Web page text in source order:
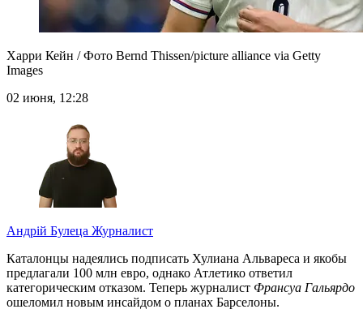
Харри Кейн / Фото Bernd Thissen/picture alliance via Getty
Images
02 июня, 12:28
Андрій Булеца Журналист
Каталонцы надеялись подписать Хулиана Альвареса и якобы
предлагали 100 млн евро, однако Атлетико ответил
категорическим отказом. Теперь журналист Франсуа Гальярдо
ошеломил новым инсайдом о планах Барселоны.